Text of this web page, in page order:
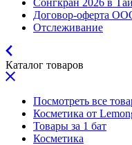
Сонгкран 2026 в
Договор-оферта
Отслеживание
Каталог товаров
Посмотреть все
Косметика от
Товары за 1 бат
Косметика